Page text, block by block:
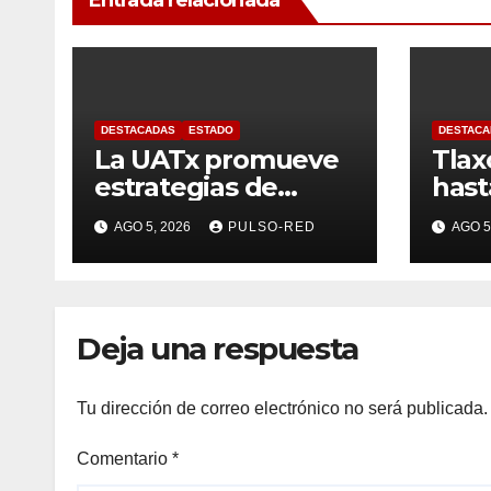
DESTACADAS ESTADO
La UATx promueve
estrategias de
enseñanza
centradas en el
contexto de sus
AGO 5, 2026 PULSO-RED
deAGO
Deja una respuesta
Tu dirección de correo electrónico no será publicada.
Comentario *